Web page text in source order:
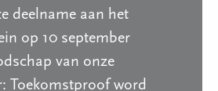
deelname aan het
op 10 september
van onze
Toekomstproof word